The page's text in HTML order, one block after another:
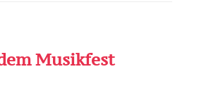
Musikfest